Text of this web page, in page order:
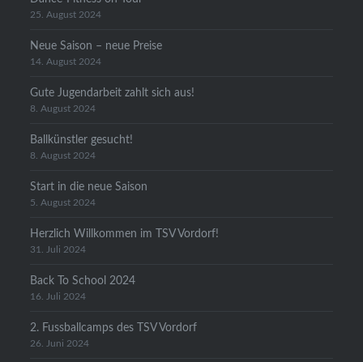
25. August 2024
Neue Saison – neue Preise
14. August 2024
Gute Jugendarbeit zahlt sich aus!
8. August 2024
Ballkünstler gesucht!
8. August 2024
Start in die neue Saison
5. August 2024
Herzlich Willkommen im TSV Vordorf!
31. Juli 2024
Back To School 2024
16. Juli 2024
2. Fussballcamps des TSV Vordorf
26. Juni 2024